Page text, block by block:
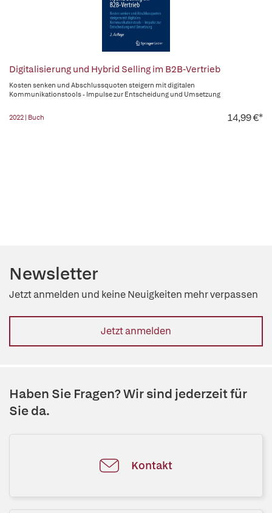
Digitalisierung und Hybrid Selling im B2B-Vertrieb
Kosten senken und Abschlussquoten steigern mit digitalen
Kommunikationstools - Impulse zur Entscheidung und Umsetzung
2022 | Buch 14,99 €*
Newsletter
Jetzt anmelden und keine Neuigkeiten mehr verpassen
Jetzt anmelden
Haben Sie Fragen? Wir sind jederzeit für
Sie da.
Kontakt